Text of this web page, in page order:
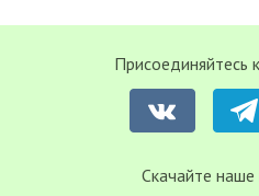
Присоединяйтесь
Cкачайте